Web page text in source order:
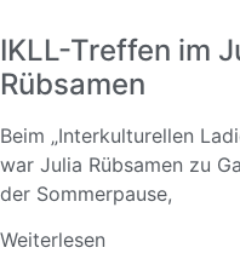
IKLL-Treffen im
Rübsamen
Beim „Interkulturellen
war Julia Rübsamen zu
der Sommerpause,
Weiterlesen